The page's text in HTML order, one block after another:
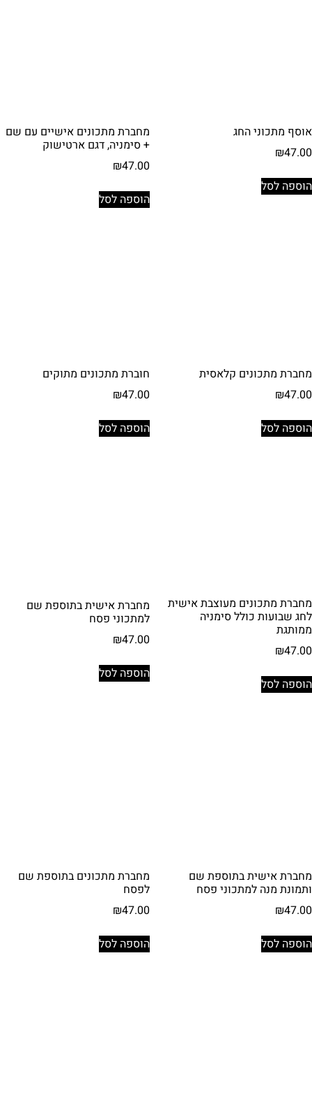
אוסף מתכוני החג
₪47.00
הוספה לסל
מחברת מתכונים אישיים עם שם
+ סימניה, דגם ארטישוק
₪47.00
הוספה לסל
מחברת מתכונים קלאסית
₪47.00
הוספה לסל
חוברת מתכונים מתוקים
₪47.00
הוספה לסל
מחברת מתכונים מעוצבת אישית
לחג שבועות כולל סימניה
ממותגת
₪47.00
הוספה לסל
מחברת אישית בתוספת שם
למתכוני פסח
₪47.00
הוספה לסל
מחברת אישית בתוספת שם
ותמונת מנה למתכוני פסח
₪47.00
הוספה לסל
מחברת מתכונים בתוספת שם
לפסח
₪47.00
הוספה לסל